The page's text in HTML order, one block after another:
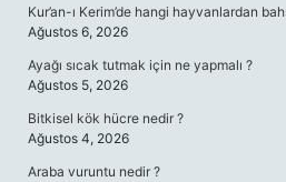
Kur’an-ı Kerim’de hangi hayvanlardan
Ağustos 6, 2026
Ayağı sıcak tutmak için ne yapmalı ?
Ağustos 5, 2026
Bitkisel kök hücre nedir ?
Ağustos 4, 2026
Araba vuruntu nedir ?